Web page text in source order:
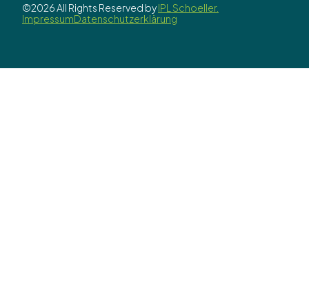
©2026 All Rights Reserved byIPL Schoeller.
ImpressumDatenschutzerklärung